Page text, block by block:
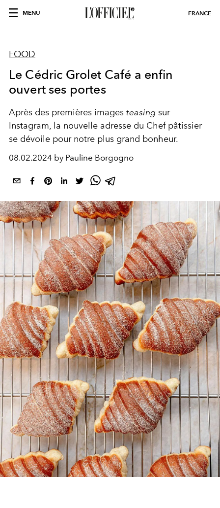
MENU FRANCE
FOOD
Le Cédric Grolet Café a enfin
ouvert ses portes
Après des premières images teasing sur
Instagram, la nouvelle adresse du Chef pâtissier
se dévoile pour notre plus grand bonheur.
08.02.2024 by Pauline Borgogno